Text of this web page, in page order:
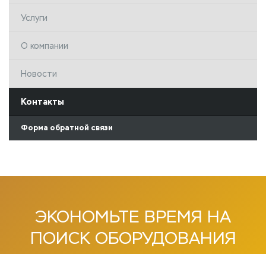
Услуги
О компании
Новости
Контакты
Форма обратной связи
ЭКОНОМЬТЕ ВРЕМЯ НА
ПОИСК ОБОРУДОВАНИЯ